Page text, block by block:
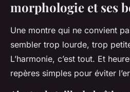
morphologie et ses
Une montre qui ne convient
sembler trop lourde, trop
L’harmonie, c’est tout. Et
repères simples pour éviter